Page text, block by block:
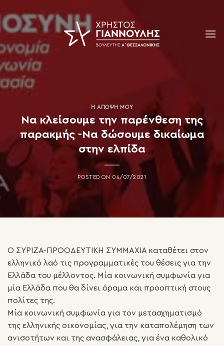
to
content
Η ΆΠΟΨΗ ΜΟΥ
Να κλείσουμε την παρένθεση της
παρακμής -Να δώσουμε δικαίωμα
στην ελπίδα
POSTED ON 04/07/2021
Ο ΣΥΡΙΖΑ-ΠΡΟΟΔΕΥΤΙΚΗ ΣΥΜΜΑΧΙΑ καταθέτει στον
ελληνικό λαό τις προγραμματικές του θέσεις για την
Ελλάδα του μέλλοντος. Μία κοινωνική συμφωνία για
μία Ελλάδα που θα δίνει όραμα και προοπτική στους
πολίτες της.
Μία κοινωνική συμφωνία για τον μετασχηματισμό
της ελληνικής οικονομίας, για την καταπολέμηση των
ανισοτήτων και της ανασφάλειας, για ένα καθολικό